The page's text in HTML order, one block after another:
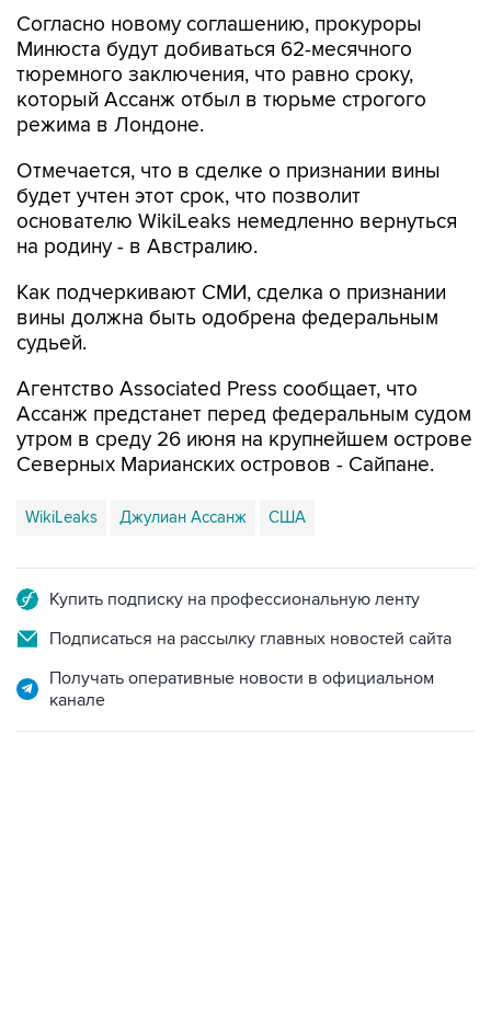
Согласно новому соглашению, прокуроры
Минюста будут добиваться 62-месячного
тюремного заключения, что равно сроку,
который Ассанж отбыл в тюрьме строгого
режима в Лондоне.
Отмечается, что в сделке о признании вины
будет учтен этот срок, что позволит
основателю WikiLeaks немедленно вернуться
на родину - в Австралию.
Как подчеркивают СМИ, сделка о признании
вины должна быть одобрена федеральным
судьей.
Агентство Associated Press сообщает, что
Ассанж предстанет перед федеральным судом
утром в среду 26 июня на крупнейшем острове
Северных Марианских островов - Сайпане.
WikiLeaks Джулиан Ассанж США
Купить подписку на профессиональную ленту
Подписаться на рассылку главных новостей сайта
Получать оперативные новости в официальном
канале